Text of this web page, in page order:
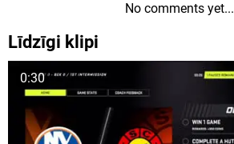
No comments yet...
Līdzīgi klipi
0:30